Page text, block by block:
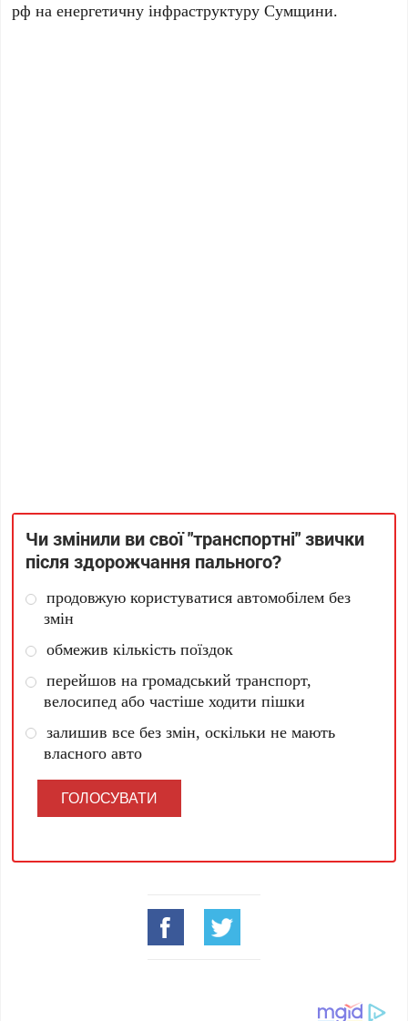
рф на енергетичну інфраструктуру Сумщини.
Чи змінили ви свої "транспортні" звички
після здорожчання пального?
продовжую користуватися автомобілем без
змін
обмежив кількість поїздок
перейшов на громадський транспорт,
велосипед або частіше ходити пішки
залишив все без змін, оскільки не мають
власного авто